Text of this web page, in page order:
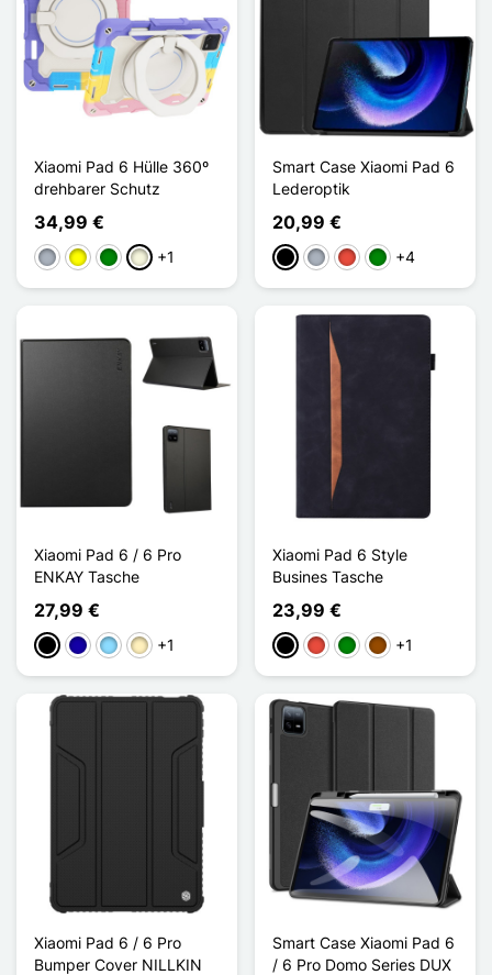
Xiaomi Pad 6 Hülle 360º
drehbarer Schutz
34,99 €
GrauGelbGrünBeige
+1
Smart Case Xiaomi Pad 6
Lederoptik
20,99 €
Schwarz
GrauRot Grün+4
Xiaomi Pad 6 / 6 Pro
ENKAY Tasche
27,99 €
SchwarzDunkelblau
HellblauGolden
+1
Xiaomi Pad 6 Style
Busines Tasche
23,99 €
Schwarz
Rot GrünBraun
+1
Xiaomi Pad 6 / 6 Pro
Bumper Cover NILLKIN
Smart Case Xiaomi Pad 6
/ 6 Pro Domo Series DUX